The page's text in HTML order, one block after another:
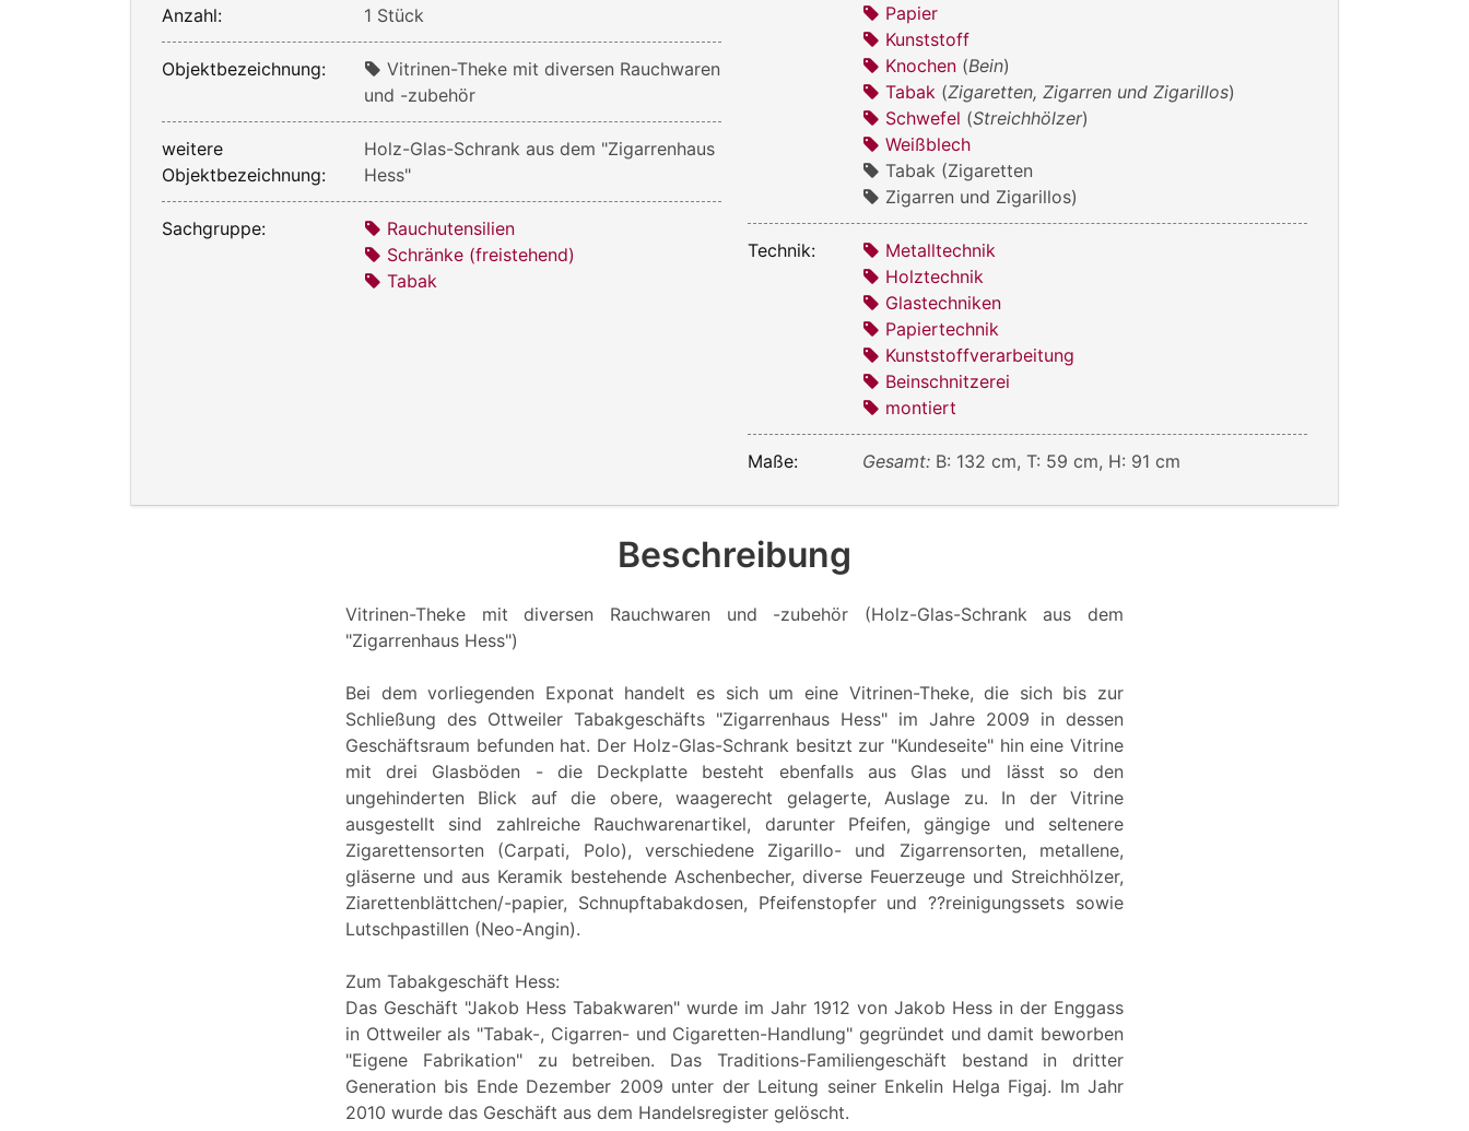
Anzahl: 1 Stück
Objektbezeichnung:
Vitrinen-Theke mit diversen Rauchwaren
und -zubehör
weitere
Objektbezeichnung:
Holz-Glas-Schrank aus dem "Zigarrenhaus
Hess"
Sachgruppe:
Rauchutensilien
Schränke (freistehend)
Tabak
Papier
Kunststoff
Knochen (Bein)
Tabak (Zigaretten, Zigarren und Zigarillos)
Schwefel (Streichhölzer)
Weißblech
Tabak (Zigaretten
Zigarren und Zigarillos)
Technik:
Metalltechnik
Holztechnik
Glastechniken
Papiertechnik
Kunststoffverarbeitung
Beinschnitzerei
montiert
Maße: Gesamt: B: 132 cm, T: 59 cm, H: 91 cm
Beschreibung
Vitrinen-Theke mit diversen Rauchwaren und -zubehör (Holz-Glas-Schrank aus dem
"Zigarrenhaus Hess")
Bei dem vorliegenden Exponat handelt es sich um eine Vitrinen-Theke, die sich bis zur
Schließung des Ottweiler Tabakgeschäfts "Zigarrenhaus Hess" im Jahre 2009 in dessen
Geschäftsraum befunden hat. Der Holz-Glas-Schrank besitzt zur "Kundeseite" hin eine Vitrine
mit drei Glasböden - die Deckplatte besteht ebenfalls aus Glas und lässt so den
ungehinderten Blick auf die obere, waagerecht gelagerte, Auslage zu. In der Vitrine
ausgestellt sind zahlreiche Rauchwarenartikel, darunter Pfeifen, gängige und seltenere
Zigarettensorten (Carpati, Polo), verschiedene Zigarillo- und Zigarrensorten, metallene,
gläserne und aus Keramik bestehende Aschenbecher, diverse Feuerzeuge und Streichhölzer,
Ziarettenblättchen/-papier, Schnupftabakdosen, Pfeifenstopfer und ??reinigungssets sowie
Lutschpastillen (Neo-Angin).
Zum Tabakgeschäft Hess:
Das Geschäft "Jakob Hess Tabakwaren" wurde im Jahr 1912 von Jakob Hess in der Enggass
in Ottweiler als "Tabak-, Cigarren- und Cigaretten-Handlung" gegründet und damit beworben
"Eigene Fabrikation" zu betreiben. Das Traditions-Familiengeschäft bestand in dritter
Generation bis Ende Dezember 2009 unter der Leitung seiner Enkelin Helga Figaj. Im Jahr
2010 wurde das Geschäft aus dem Handelsregister gelöscht.